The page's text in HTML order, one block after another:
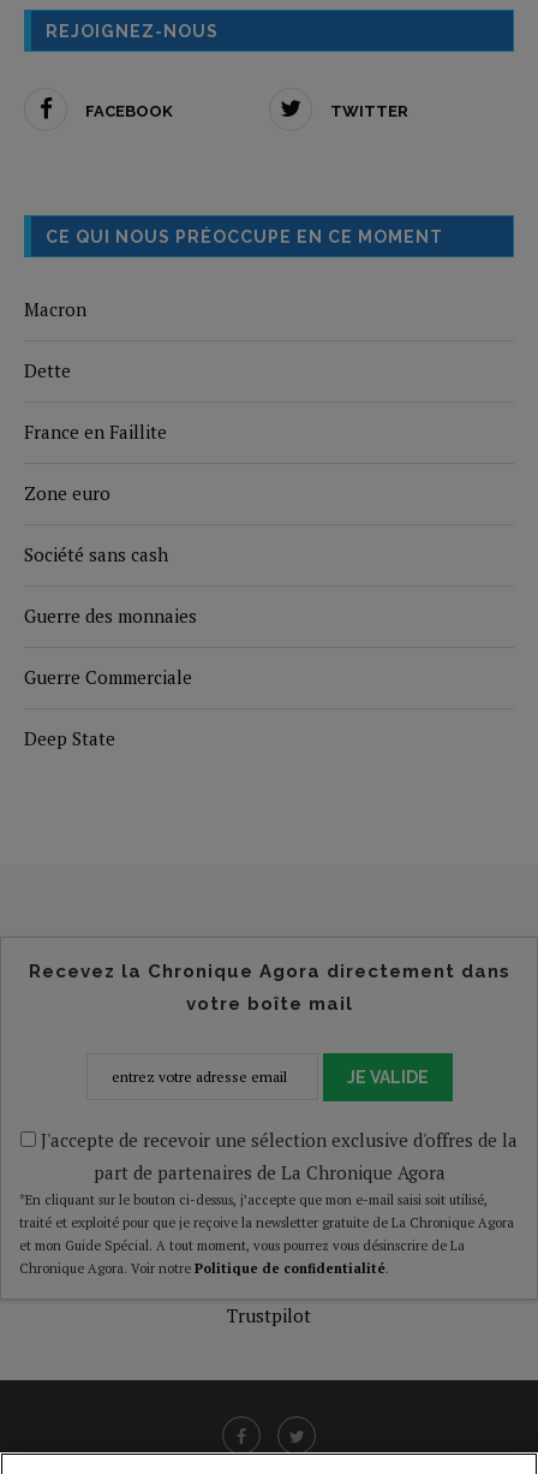
REJOIGNEZ-NOUS
FACEBOOK TWITTER
CE QUI NOUS PRÉOCCUPE EN CE MOMENT
Macron
Dette
France en Faillite
Zone euro
Société sans cash
Guerre des monnaies
Guerre Commerciale
Deep State
Recevez la Chronique Agora directement dans
votre boîte mail
JE VALIDE
J'accepte de recevoir une sélection exclusive d'offres de la
part de partenaires de La Chronique Agora
*En cliquant sur le bouton ci-dessus, j’accepte que mon e-mail saisi soit utilisé,
traité et exploité pour que je reçoive la newsletter gratuite de La Chronique Agora
et mon Guide Spécial. A tout moment, vous pourrez vous désinscrire de La
Chronique Agora. Voir notre Politique de confidentialité.
Trustpilot